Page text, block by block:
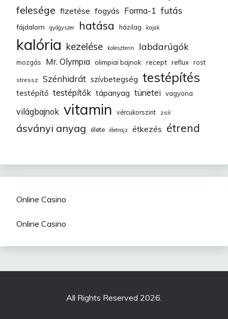
felesége fizetése fogyás Forma-1 futás
fájdalom gyógyszer hatása házilag kajak
kalória kezelése koleszterin labdarúgók
mozgás Mr. Olympia olimpiai bajnok recept reflux rost
stressz Szénhidrát szívbetegség testépítés
testépítő testépítők tápanyag tünetei vagyona
világbajnok vitamin vércukorszint zsír
ásványi anyag élete életrajz étkezés étrend
Online Casino
Online Casino
All Rights Reserved 2026.